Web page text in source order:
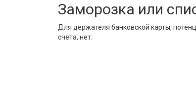
Заморозка или
Для держателя банковской карты,
счета, нет: